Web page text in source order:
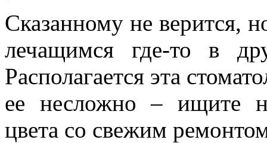
Сказанному не верится,
лечащимся где-то в
Располагается эта
ее несложно – ищите
цвета со свежим